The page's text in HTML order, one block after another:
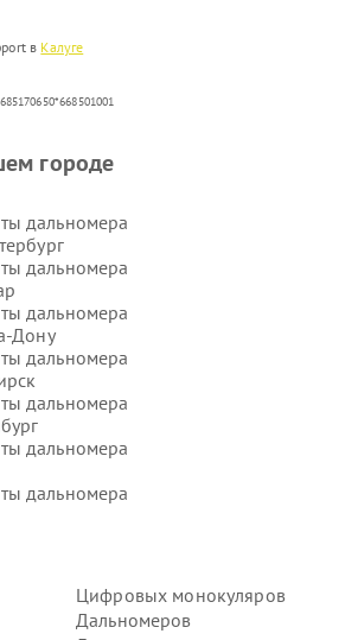
в Калуге
Цифровых монокуляров
Дальномеров
городе
дальномера
дальномера
дальномера
Дону
дальномера
дальномера
дальномера
дальномера
дальномера
дальномера
дальномера